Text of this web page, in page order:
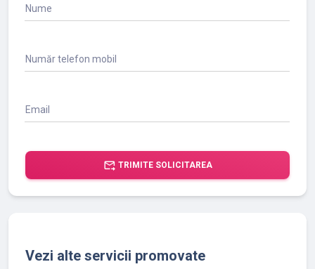
Nume
Număr telefon mobil
Email
forward_to_inbox TRIMITE SOLICITAREA
Vezi alte servicii promovate